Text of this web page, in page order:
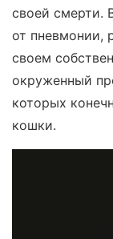
своей смерти.
от пневмонии,
своем
окруженный
которых
кошки.